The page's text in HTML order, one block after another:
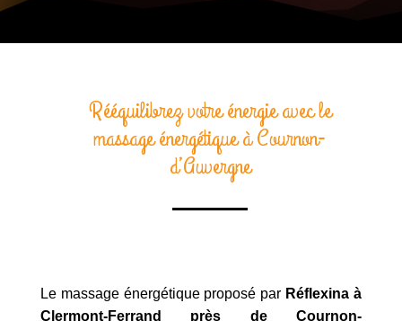
Rééquilibrez votre énergie avec le
massage énergétique à Cournon-
d’Auvergne
Le massage énergétique proposé par Réflexina à
Clermont-Ferrand près de Cournon-